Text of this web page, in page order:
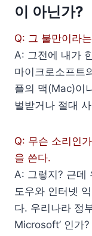
이 아닌가?
Q: 그 불만이라
A: 그전에 내가
마이크로소프트
플의 맥(Mac)이
벌받거나 절대
Q: 무슨 소리인
을 쓴다.
A: 그렇지? 근데
도우와 인터넷
다. 우리나라 정
Microsoft’ 인가?